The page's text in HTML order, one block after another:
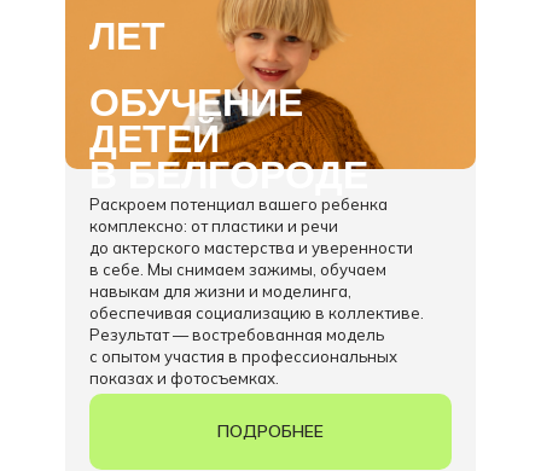
Раскроем потенциал вашего ребенка
комплексно: от пластики и речи
до актерского мастерства и уверенности
в себе. Мы снимаем зажимы, обучаем
навыкам для жизни и моделинга,
обеспечивая социализацию в коллективе.
Результат — востребованная модель
с опытом участия в профессиональных
показах и фотосъемках.
ПОДРОБНЕЕ
ОБУЧЕНИЕ
ДЕТЕЙ
ВБЕЛГОРОДЕ
ЛЕТ